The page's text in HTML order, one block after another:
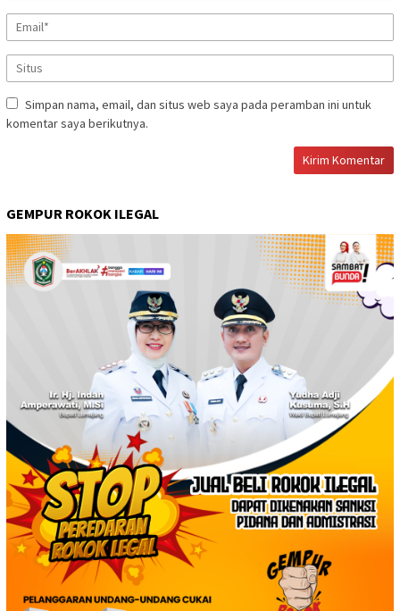
Simpan nama, email, dan situs web saya pada peramban ini untuk
komentar saya berikutnya.
GEMPUR ROKOK ILEGAL